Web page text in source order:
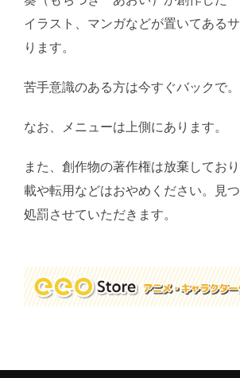
イラスト、マンガなどが置いてある
ります。
苦手意識のある方は今すぐバックで。
なお、メニューは上側にあります。
また、創作物の著作権は放棄してお
載や転用などはおやめください。見
処罰させていただきます。